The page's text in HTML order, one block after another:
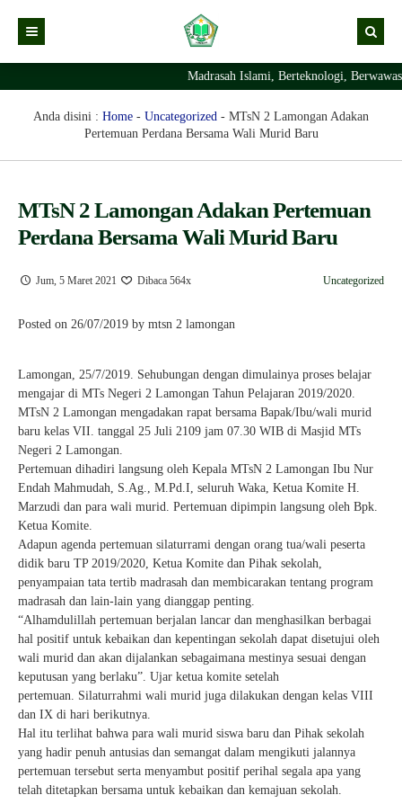
Kabar Madrasah
Profil Madrasah
Ekstrakurikuler Madrasah
KURIKULUM
Struktur Organisasi Madrasah
Madrasah Islami, Berteknologi,
Anda disini : Home - Uncategorized - MTsN 2 Lamongan Adakan
Pertemuan Perdana Bersama Wali Murid Baru
MTsN 2 Lamongan Adakan Pertemuan
Perdana Bersama Wali Murid Baru
Jum, 5 Maret 2021 Dibaca 564x Uncategorized
Posted on 26/07/2019 by mtsn 2 lamongan
Lamongan, 25/7/2019. Sehubungan dengan dimulainya proses belajar
mengajar di MTs Negeri 2 Lamongan Tahun Pelajaran 2019/2020.
MTsN 2 Lamongan mengadakan rapat bersama Bapak/Ibu/wali murid
baru kelas VII. tanggal 25 Juli 2109 jam 07.30 WIB di Masjid MTs
Negeri 2 Lamongan.
Pertemuan dihadiri langsung oleh Kepala MTsN 2 Lamongan Ibu Nur
Endah Mahmudah, S.Ag., M.Pd.I, seluruh Waka, Ketua Komite H.
Marzudi dan para wali murid. Pertemuan dipimpin langsung oleh Bpk.
Ketua Komite.
Adapun agenda pertemuan silaturrami dengan orang tua/wali peserta
didik baru TP 2019/2020, Ketua Komite dan Pihak sekolah,
penyampaian tata tertib madrasah dan membicarakan tentang program
madrasah dan lain-lain yang dianggap penting.
“Alhamdulillah pertemuan berjalan lancar dan menghasilkan berbagai
hal positif untuk kebaikan dan kepentingan sekolah dapat disetujui oleh
wali murid dan akan dijalankan sebagaimana mestinya sesuai dengan
keputusan yang berlaku”. Ujar ketua komite setelah
pertemuan. Silaturrahmi wali murid juga dilakukan dengan kelas VIII
dan IX di hari berikutnya.
Hal itu terlihat bahwa para wali murid siswa baru dan Pihak sekolah
yang hadir penuh antusias dan semangat dalam mengikuti jalannya
pertemuan tersebut serta menyambut positif perihal segala apa yang
telah ditetapkan bersama untuk kebaikan dan kemajuan sekolah.